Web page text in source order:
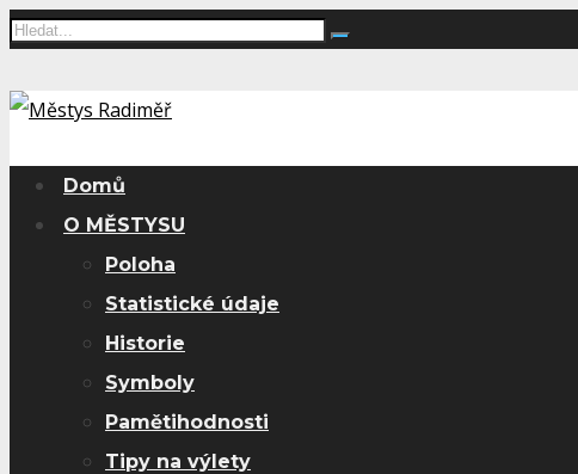
Domů
O MĚSTYSU
Poloha
Statistické údaje
Historie
Symboly
Pamětihodnosti
Tipy na výlety